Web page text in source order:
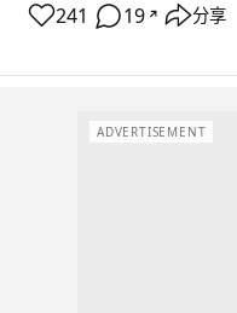
241 19 ↗ 分享
ADVERTISEMENT